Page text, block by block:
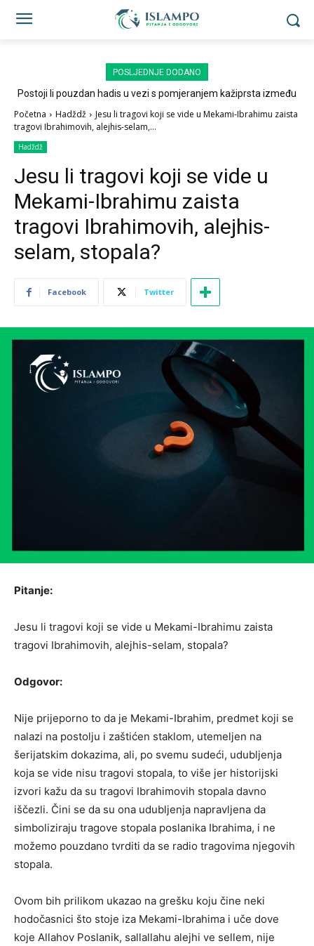
POSLJEDNJE DODANO
Postoji li pouzdan hadis u vezi s pomjeranjem kažiprsta između
Početna Hadždž
Jesu li tragovi koji se vide u Mekami-Ibrahimu zaista
tragovi Ibrahimovih, alejhis-selam,...
Hadždž
Jesu li tragovi koji se vide u
Mekami-Ibrahimu zaista
tragovi Ibrahimovih, alejhis-
selam, stopala?
Facebook Twitter
Pitanje:
Jesu li tragovi koji se vide u Mekami-Ibrahimu zaista
tragovi Ibrahimovih, alejhis-selam, stopala?
Odgovor:
Nije prijeporno to da je Mekami-Ibrahim, predmet koji se
nalazi na postolju i zaštićen staklom, utemeljen na
šerijatskim dokazima, ali, po svemu sudeći, udubljenja
koja se vide nisu tragovi stopala, to više jer historijski
izvori kažu da su tragovi Ibrahimovih stopala davno
iščezli. Čini se da su ona udubljenja napravljena da
simboliziraju tragove stopala poslanika Ibrahima, i ne
možemo pouzdano tvrditi da se radio tragovima njegovih
stopala.
Ovom bih prilikom ukazao na grešku koju čine neki
hodočasnici što stoje iza Mekami-Ibrahima i uče dove
koje Allahov Poslanik, sallallahu alejhi ve sellem, nije